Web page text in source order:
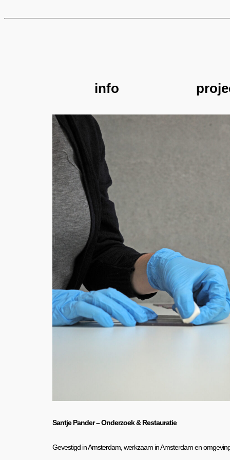
info
Santje Pander – Onderzoek & Restauratie
Gevestigd in Amsterdam, werkzaam in Amsterdam en